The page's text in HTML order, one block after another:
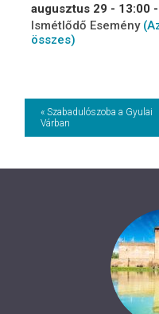
augusztus 29 - 13:00 -
Ismétlődő Esemény
összes)
Event
Navigation
« Szabadulószoba a Gyulai
Várban